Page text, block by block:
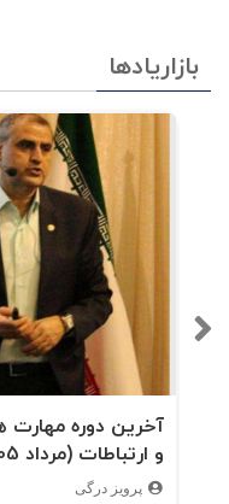
بازاریادها
آخرین دوره مهارت
و ارتباطات (مرداد 1405)
پرویز درگی